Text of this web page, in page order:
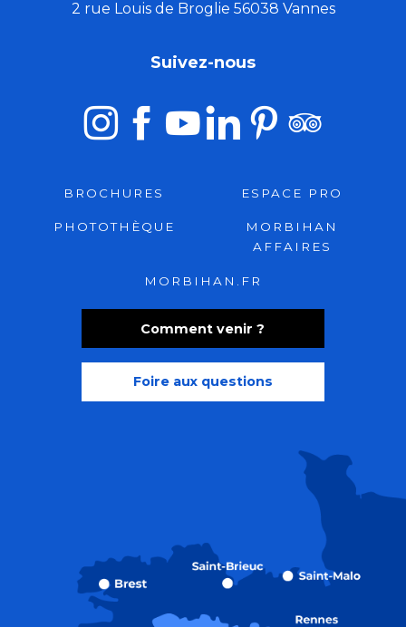
Visite du Moulin de Tremel
2 rue Louis de Broglie 56038 Vannes
Comment venir ?
Foire aux questions
Suivez-nous
BROCHURES ESPACE PRO
PHOTOTHÈQUE
MORBIHAN
AFFAIRES
MORBIHAN.FR